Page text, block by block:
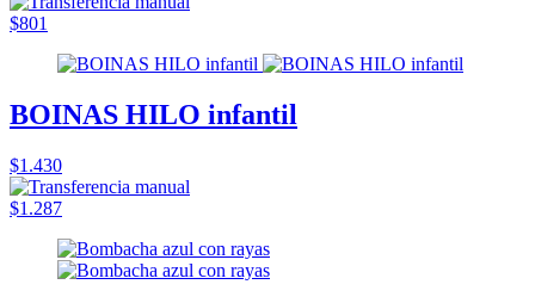
$801
BOINAS HILO infantil
$1.430
$1.287